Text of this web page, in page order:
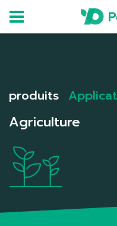
produits
Agriculture